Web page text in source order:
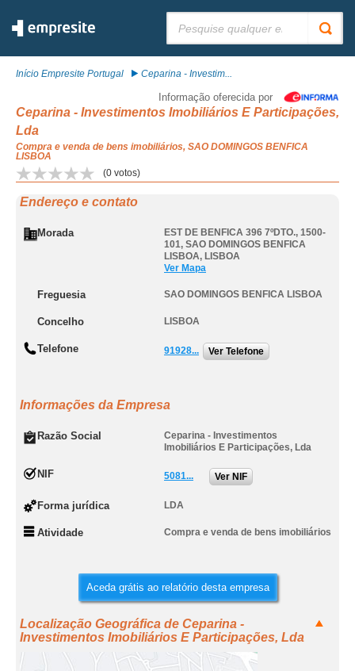
Início Empresite Portugal Ceparina - Investim...
Informação oferecida por
Ceparina - Investimentos Imobiliários E Participações,
Lda
Compra e venda de bens imobiliários, SAO DOMINGOS BENFICA
LISBOA
(0 votos)
Endereço e contato
Morada
EST DE BENFICA 396 7ºDTO., 1500-
101, SAO DOMINGOS BENFICA
LISBOA, LISBOA
Ver Mapa
Freguesia SAO DOMINGOS BENFICA LISBOA
Concelho LISBOA
Telefone 91928... Ver Telefone
Informações da Empresa
Razão Social
Ceparina - Investimentos
Imobiliários E Participações, Lda
NIF 5081... Ver NIF
Forma jurídica LDA
Atividade Compra e venda de bens imobiliários
Aceda grátis ao relatório desta empresa
Localização Geográfica de Ceparina -
Investimentos Imobiliários E Participações, Lda